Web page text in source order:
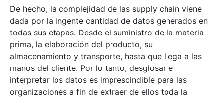
De hecho, la complejidad de las supply chain viene
dada por la ingente cantidad de datos generados en
todas sus etapas. Desde el suministro de la materia
prima, la elaboración del producto, su
almacenamiento y transporte, hasta que llega a las
manos del cliente. Por lo tanto, desglosar e
interpretar los datos es imprescindible para las
organizaciones a fin de extraer de ellos toda la